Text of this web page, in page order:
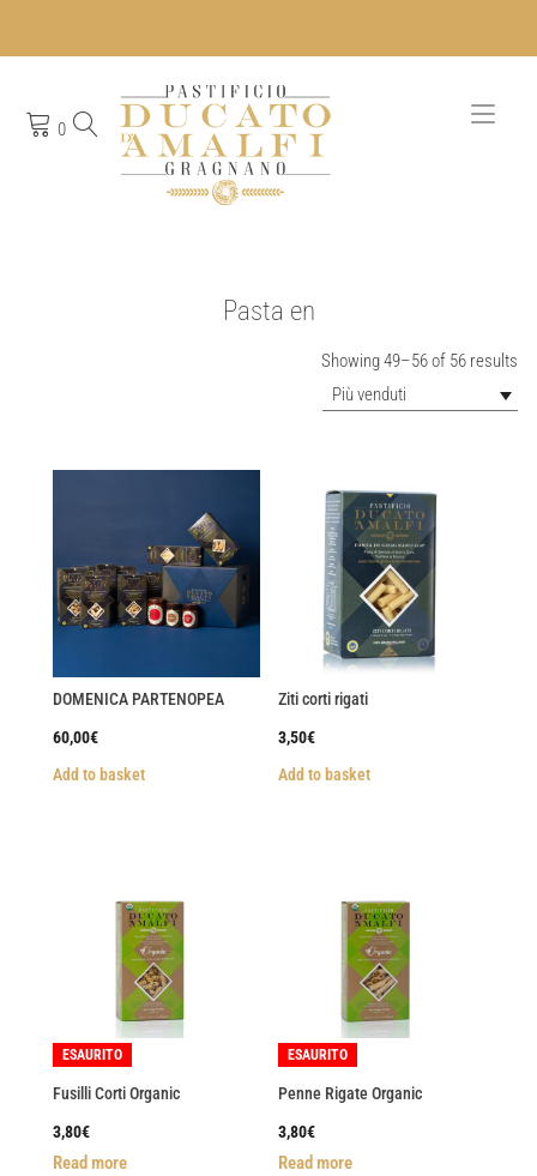
0
Pasta en
Showing 49–56 of 56 results
Più venduti
DOMENICA PARTENOPEA
60,00€
Add to basket
Ziti corti rigati
3,50€
Add to basket
ESAURITO
Fusilli Corti Organic
3,80€
Read more
ESAURITO
Penne Rigate Organic
3,80€
Read more